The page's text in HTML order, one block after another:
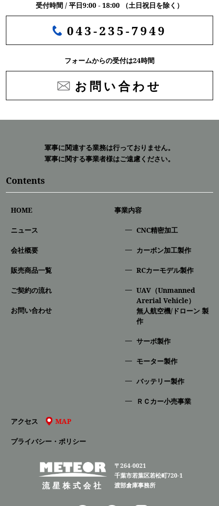
受付時間 / 平日9:00 - 18:00 （土日祝日を除く）
043-235-7949
フォームからの受付は24時間
お問い合わせ
軍事に関連する業務は行っておりません。
軍事に関する事業者様はご遠慮ください。
Contents
HOME
ニュース
会社概要
販売商品一覧
ご契約の流れ
お問い合わせ
事業内容
CNC精密加⼯
カーボン加工製作
RCカーモデル製作
UAV（Unmanned
Arerial Vehicle）
無人航空機/ドローン 製
作
サーボ製作
モーター製作
バッテリー製作
ＲＣカー小売事業
アクセス MAP
プライバシー・ポリシー
流星株式会社
〒264-0021
千葉市若葉区若松町720-1
渡部倉庫事務所